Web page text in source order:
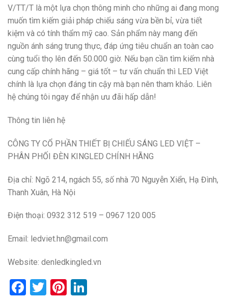
V/TT/T là một lựa chọn thông minh cho những ai đang mong
muốn tìm kiếm giải pháp chiếu sáng vừa bền bỉ, vừa tiết
kiệm và có tính thẩm mỹ cao. Sản phẩm này mang đến
nguồn ánh sáng trung thực, đáp ứng tiêu chuẩn an toàn cao
cùng tuổi thọ lên đến 50.000 giờ. Nếu bạn cần tìm kiếm nhà
cung cấp chính hãng – giá tốt – tư vấn chuẩn thì LED Việt
chính là lựa chọn đáng tin cậy mà bạn nên tham khảo. Liên
hệ chúng tôi ngay để nhận ưu đãi hấp dẫn!
Thông tin liên hệ
CÔNG TY CỔ PHẦN THIẾT BỊ CHIẾU SÁNG LED VIỆT –
PHÂN PHỐI ĐÈN KINGLED CHÍNH HÃNG
Địa chỉ: Ngõ 214, ngách 55, số nhà 70 Nguyễn Xiển, Hạ Đình,
Thanh Xuân, Hà Nội
Điện thoại: 0932 312 519 – 0967 120 005
Email: ledviet.hn@gmail.com
Website: denledkingled.vn
Facebook
TwitterPinterest